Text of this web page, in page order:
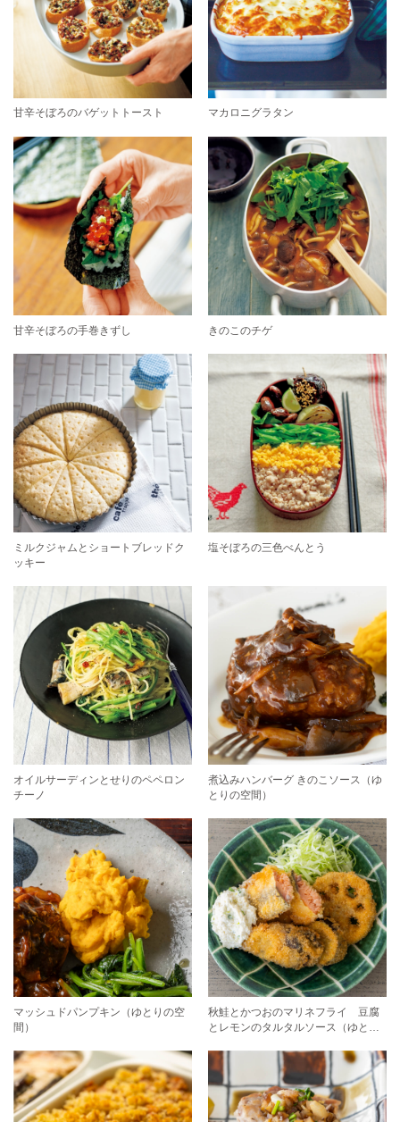
甘辛そぼろのバゲットトースト マカロニグラタン
甘辛そぼろの手巻きずし きのこのチゲ
ミルクジャムとショートブレッドク
ッキー
塩そぼろの三色べんとう
オイルサーディンとせりのペペロン
チーノ
煮込みハンバーグ きのこソース（ゆ
とりの空間）
マッシュドパンプキン（ゆとりの空
間）
秋鮭とかつおのマリネフライ 豆腐
とレモンのタルタルソース（ゆとり